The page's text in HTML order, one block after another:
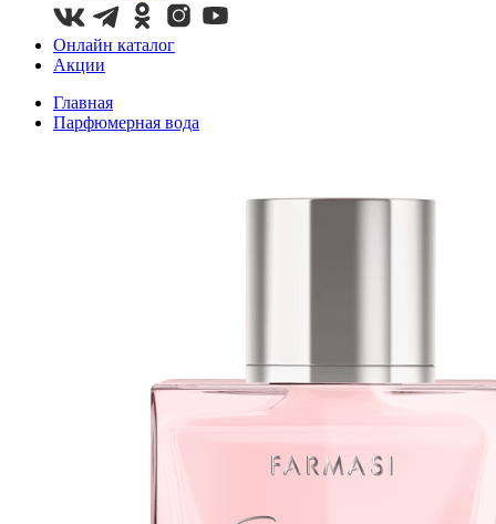
Онлайн каталог
Акции
Главная
Парфюмерная вода